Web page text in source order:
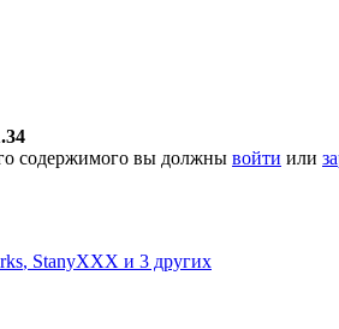
содержимого вы должны войти или
, StanyXXX и 3 других